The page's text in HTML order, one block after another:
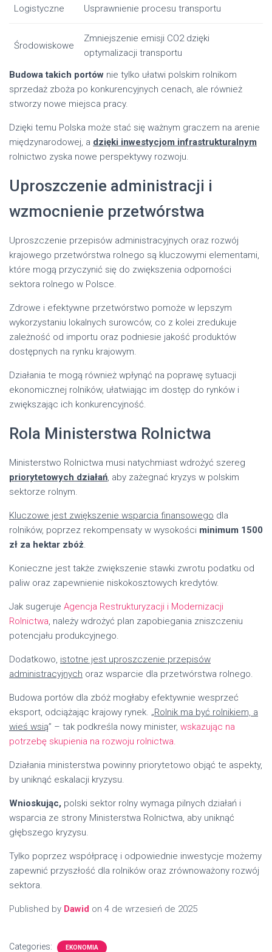
Logistyczne Usprawnienie procesu transportu
Środowiskowe
Zmniejszenie emisji CO2 dzięki
optymalizacji transportu
Budowa takich portów nie tylko ułatwi polskim rolnikom
sprzedaż zboża po konkurencyjnych cenach, ale również
stworzy nowe miejsca pracy.
Dzięki temu Polska może stać się ważnym graczem na arenie
międzynarodowej, a dzięki inwestycjom infrastrukturalnym
rolnictwo zyska nowe perspektywy rozwoju.
Uproszczenie administracji i
wzmocnienie przetwórstwa
Uproszczenie przepisów administracyjnych oraz rozwój
krajowego przetwórstwa rolnego są kluczowymi elementami,
które mogą przyczynić się do zwiększenia odporności
sektora rolnego w Polsce.
Zdrowe i efektywne przetwórstwo pomoże w lepszym
wykorzystaniu lokalnych surowców, co z kolei zredukuje
zależność od importu oraz podniesie jakość produktów
dostępnych na rynku krajowym.
Działania te mogą również wpłynąć na poprawę sytuacji
ekonomicznej rolników, ułatwiając im dostęp do rynków i
zwiększając ich konkurencyjność.
Rola Ministerstwa Rolnictwa
Ministerstwo Rolnictwa musi natychmiast wdrożyć szereg
priorytetowych działań, aby zażegnać kryzys w polskim
sektorze rolnym.
Kluczowe jest zwiększenie wsparcia finansowego dla
rolników, poprzez rekompensaty w wysokości minimum 1500
zł za hektar zbóż.
Konieczne jest także zwiększenie stawki zwrotu podatku od
paliw oraz zapewnienie niskokosztowych kredytów.
Jak sugeruje Agencja Restrukturyzacji i Modernizacji
Rolnictwa, należy wdrożyć plan zapobiegania zniszczeniu
potencjału produkcyjnego.
Dodatkowo, istotne jest uproszczenie przepisów
administracyjnych oraz wsparcie dla przetwórstwa rolnego.
Budowa portów dla zbóż mogłaby efektywnie wesprzeć
eksport, odciążając krajowy rynek. „Rolnik ma być rolnikiem, a
wieś wsią” – tak podkreśla nowy minister, wskazując na
potrzebę skupienia na rozwoju rolnictwa.
Działania ministerstwa powinny priorytetowo objąć te aspekty,
by uniknąć eskalacji kryzysu.
Wnioskując, polski sektor rolny wymaga pilnych działań i
wsparcia ze strony Ministerstwa Rolnictwa, aby uniknąć
głębszego kryzysu.
Tylko poprzez współpracę i odpowiednie inwestycje możemy
zapewnić przyszłość dla rolników oraz zrównoważony rozwój
sektora.
Published by Dawid on 4 de wrzesień de 2025
Categories: EKONOMIA